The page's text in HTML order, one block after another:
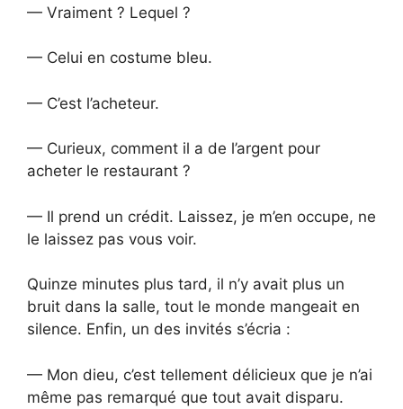
— Vraiment ? Lequel ?
— Celui en costume bleu.
— C’est l’acheteur.
— Curieux, comment il a de l’argent pour
acheter le restaurant ?
— Il prend un crédit. Laissez, je m’en occupe, ne
le laissez pas vous voir.
Quinze minutes plus tard, il n’y avait plus un
bruit dans la salle, tout le monde mangeait en
silence. Enfin, un des invités s’écria :
— Mon dieu, c’est tellement délicieux que je n’ai
même pas remarqué que tout avait disparu.